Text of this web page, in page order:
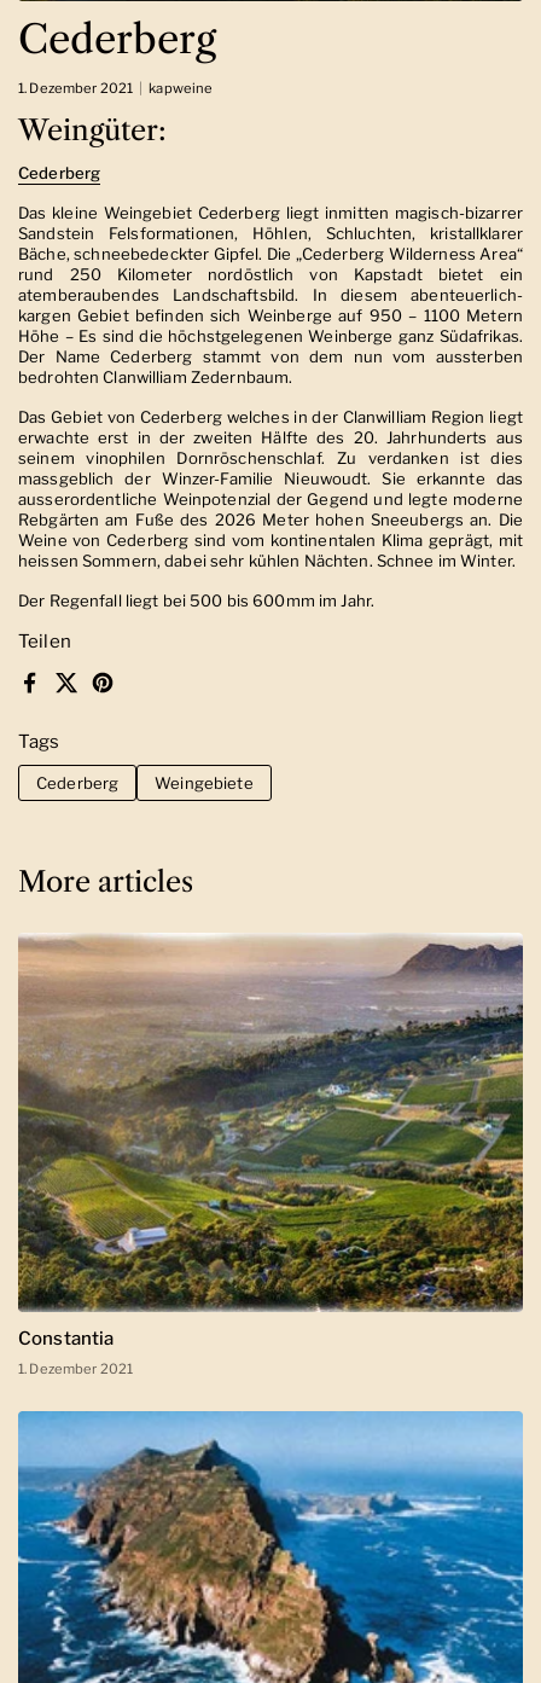
Cederberg
1. Dezember 2021 kapweine
Teilen
Facebook
X (Twitter)Pinterest
Tags
Cederberg Weingebiete
Weingüter:
Cederberg
Das kleine Weingebiet Cederberg liegt inmitten magisch-bizarrer
Sandstein Felsformationen, Höhlen, Schluchten, kristallklarer
Bäche, schneebedeckter Gipfel. Die „Cederberg Wilderness Area“
rund 250 Kilometer nordöstlich von Kapstadt bietet ein
atemberaubendes Landschaftsbild. In diesem abenteuerlich-
kargen Gebiet befinden sich Weinberge auf 950 – 1100 Metern
Höhe – Es sind die höchstgelegenen Weinberge ganz Südafrikas.
Der Name Cederberg stammt von dem nun vom aussterben
bedrohten Clanwilliam Zedernbaum.
Das Gebiet von Cederberg welches in der Clanwilliam Region liegt
erwachte erst in der zweiten Hälfte des 20. Jahrhunderts aus
seinem vinophilen Dornröschenschlaf. Zu verdanken ist dies
massgeblich der Winzer-Familie Nieuwoudt. Sie erkannte das
ausserordentliche Weinpotenzial der Gegend und legte moderne
Rebgärten am Fuße des 2026 Meter hohen Sneeubergs an. Die
Weine von Cederberg sind vom kontinentalen Klima geprägt, mit
heissen Sommern, dabei sehr kühlen Nächten. Schnee im Winter.
Der Regenfall liegt bei 500 bis 600mm im Jahr.
More articles
Constantia
1. Dezember 2021